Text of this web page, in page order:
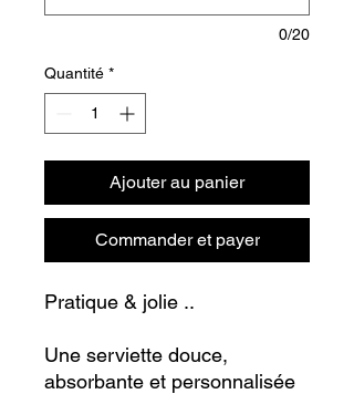
0/20
Quantité *
Ajouter au panier
Commander et payer
Pratique & jolie ..
Une serviette douce,
absorbante et personnalisée